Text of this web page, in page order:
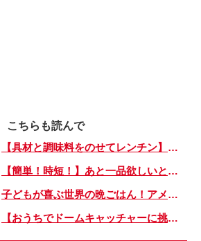
こちらも読んで
【具材と調味料をのせてレンチン】ケチャップ×バターの王道味！「うどんナポリタン」のできあがり♪
【簡単！時短！】あと一品欲しいときにおすすめの「卵とレタスの炒めもの」のレシピ
子どもが喜ぶ世界の晩ごはん！アメリカのフライドチキン＆フライドポテト
【おうちでドームキャッチャーに挑戦だ】アンパンマン わくわくドームキャッチャー